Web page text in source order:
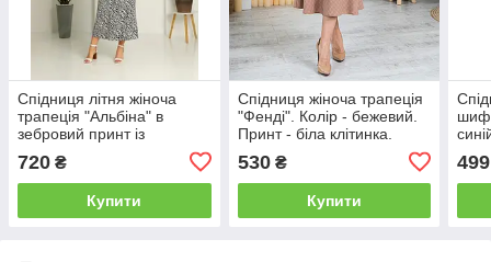
Спідниця літня жіноча
трапеція "Альбіна" в
зебровий принт із
софтової тканини розміри
44, 46, 48, 50.
720 ₴
Купити
Спідниця жіноча трапеція
"Фенді". Колір - бежевий.
Принт - біла клітинка.
530₴
Купити
499